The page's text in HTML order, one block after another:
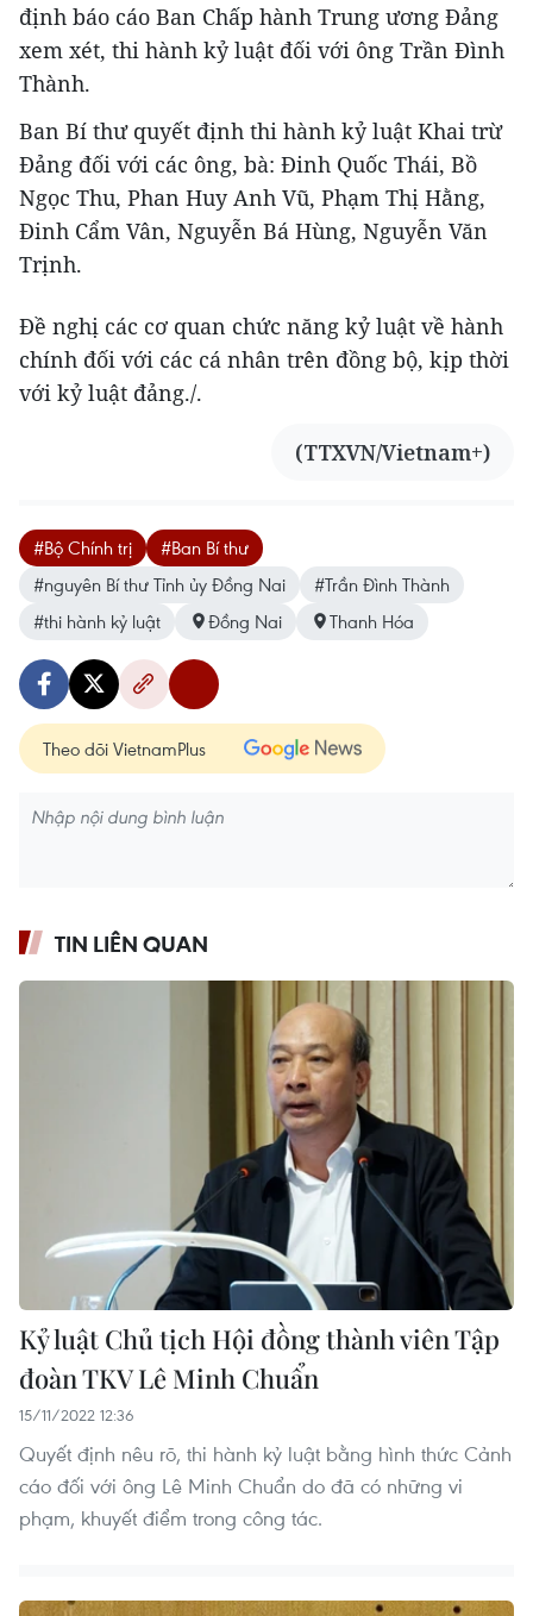
định báo cáo Ban Chấp hành Trung ương Đảng
xem xét, thi hành kỷ luật đối với ông Trần Đình
Thành.
Ban Bí thư quyết định thi hành kỷ luật Khai trừ
Đảng đối với các ông, bà: Đinh Quốc Thái, Bồ
Ngọc Thu, Phan Huy Anh Vũ, Phạm Thị Hằng,
Đinh Cẩm Vân, Nguyễn Bá Hùng, Nguyễn Văn
Trịnh.
Đề nghị các cơ quan chức năng kỷ luật về hành
chính đối với các cá nhân trên đồng bộ, kịp thời
với kỷ luật đảng./.
(TTXVN/Vietnam+)
#Bộ Chính trị
#Ban Bí thư
#nguyên Bí thư Tỉnh ủy Đồng Nai
#Trần Đình Thành
#thi hành kỷ luật
Đồng Nai Thanh Hóa
Theo dõi VietnamPlus
TIN LIÊN QUAN
Kỷ luật Chủ tịch Hội đồng thành viên Tập
đoàn TKV Lê Minh Chuẩn
15/11/2022 12:36
Quyết định nêu rõ, thi hành kỷ luật bằng hình thức Cảnh
cáo đối với ông Lê Minh Chuẩn do đã có những vi
phạm, khuyết điểm trong công tác.